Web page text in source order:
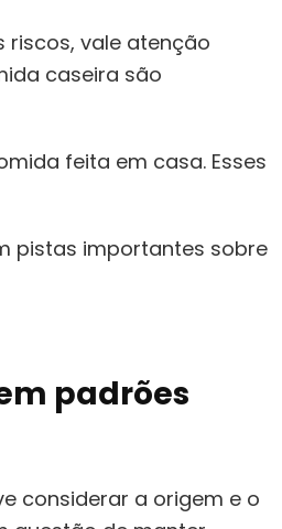
riscos, vale atenção
caseira são
feita em casa. Esses
pistas importantes sobre
padrões
considerar a origem e o